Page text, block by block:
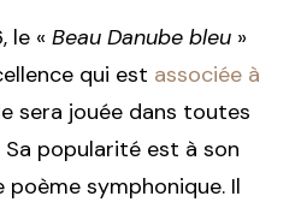
le « Beau Danube bleu »
qui est associée à
sera jouée dans toutes
Sa popularité est à son
poème symphonique. Il